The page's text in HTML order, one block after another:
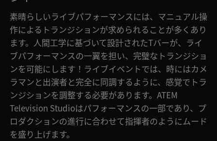
素晴らしいライブパフォーマンスには、マニュアル操
作によるトランジションが求められることが多くあり
ます。人間工学に基づいて設計されたTバーが、ライ
ブパフォーマンスの一翼を担い、完璧なトランジショ
ンを可能にします！ライブイベントでは、時にはカメ
ラマンと出演者と完全に同調するように、感覚でトラ
ンジションを調整する必要があります。ATEM
Television Studioはパフォーマンスの一部であり、プ
ロダクションの進行に合わせて指揮者のようにムード
を盛り上げます。